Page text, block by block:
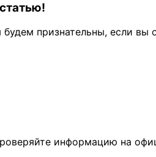
признательны, если вы
информацию на